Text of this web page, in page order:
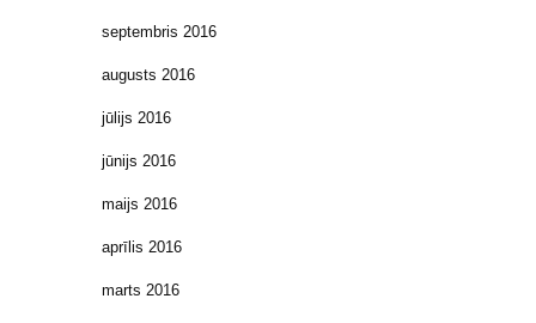
septembris 2016
augusts 2016
jūlijs 2016
jūnijs 2016
maijs 2016
aprīlis 2016
marts 2016